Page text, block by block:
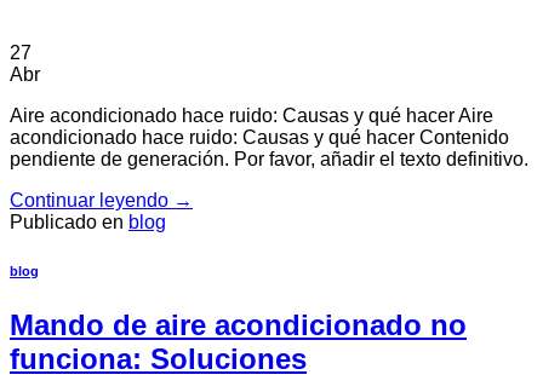
27
Abr
Aire acondicionado hace ruido: Causas y qué hacer Aire
acondicionado hace ruido: Causas y qué hacer Contenido
pendiente de generación. Por favor, añadir el texto definitivo.
Continuar leyendo →
Publicado en blog
blog
Mando de aire acondicionado no
funciona: Soluciones